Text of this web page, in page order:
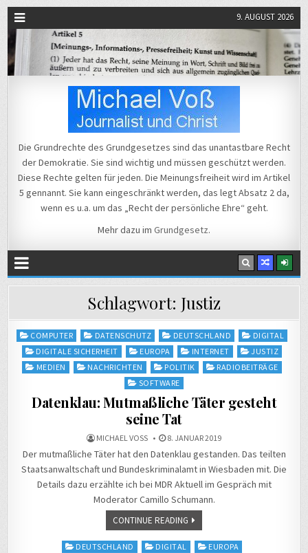
9. AUGUST 2026
Michael Voß
Die Grundrechte des Grundgesetzes sind das unantastbare Recht
der Demokratie. Sie sind wichtig und müssen geschützt werden.
Diese Rechte gelten für jeden. Die Meinungsfreiheit wird im Artikel
5 gennannt. Sie kann eingeschränkt werden, das legt Absatz 2 da,
wenn es u.a. um das „Recht der persönliche Ehre“ geht.
Mehr dazu im Grundgesetz.
Schlagwort: Justiz
Posted
COMPUTER DATENSCHUTZ DEUTSCHLAND
DIGITAL
DIGITALE SICHERHEIT
EUROPA INTERNET
JUSTIZ
MEDIEN
NACHRICHTEN POLITIK
RADIOBEITRÄGE
SOFTWARE
Datenklau: Mutmaßliche Täter gesteht
seine Tat
MICHAEL VOSS 8. JANUAR 2019
Der mutmaßliche Täter hat den Datenklau gestanden. Das teilten
Staatsanwaltschaft und Bundeskriminalamt in Wiesbaden mit. Die
Details dazu erzählte ich bei MDR Aktuell im Gespräch mit
Moderator Camillo Schumann.
CONTINUE READING
Posted
DEUTSCHLAND DIGITAL
EUROPA